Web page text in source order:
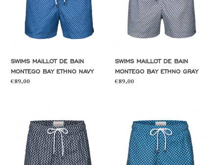
T
I
O
:
Montego
Ethno
Navy
SWIMS MAILLOT DE BAIN
MONTEGO BAY ETHNO NAVY
Prix
€89,00
Montego
Ethno
SWIMS MAILLOT DE BAIN
MONTEGO BAY ETHNO GRAY
Prix
€89,00
Montego
Maillot
Montego